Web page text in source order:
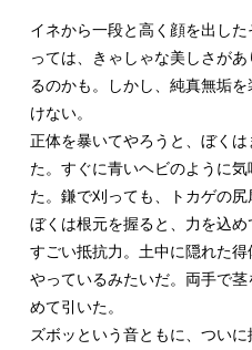
イネから一段と高く顔を出し
っては、きゃしゃな美しさが
るのかも。しかし、純真無垢
けない。
正体を暴いてやろうと、ぼく
た。すぐに青いヘビのように
た。鎌で刈っても、トカゲの尻
ぼくは根元を握ると、力を込め
すごい抵抗力。土中に隠れた
やっているみたいだ。両手で
めて引いた。
ズボッという音ともに、ついに